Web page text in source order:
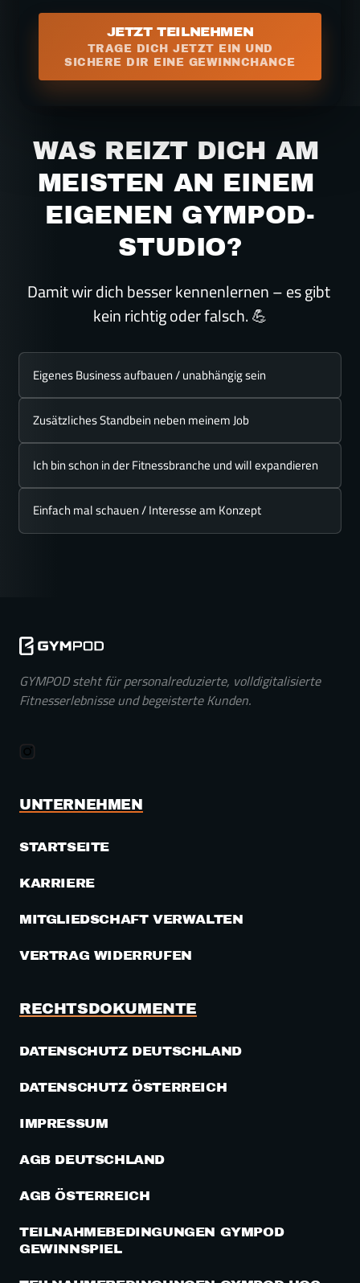
JETZT TEILNEHMEN
TRAGE DICH JETZT EIN UND
SICHERE DIR EINE GEWINNCHANCE
WAS REIZT DICH AM
MEISTEN AN EINEM
EIGENEN GYMPOD-
STUDIO?
Damit wir dich besser kennenlernen – es gibt
kein richtig oder falsch. 💪
Auswählen
Eigenes Business aufbauen / unabhängig sein
Zusätzliches Standbein neben meinem Job
Ich bin schon in der Fitnessbranche und will expandieren
Einfach mal schauen / Interesse am Konzept
GYMPOD steht für personalreduzierte, volldigitalisierte
Fitnesserlebnisse und begeisterte Kunden.
UNTERNEHMEN
STARTSEITE
KARRIERE
MITGLIEDSCHAFT VERWALTEN
VERTRAG WIDERRUFEN
RECHTSDOKUMENTE
DATENSCHUTZ DEUTSCHLAND
DATENSCHUTZ ÖSTERREICH
IMPRESSUM
AGB DEUTSCHLAND
AGB ÖSTERREICH
TEILNAHMEBEDINGUNGEN GYMPOD
GEWINNSPIEL